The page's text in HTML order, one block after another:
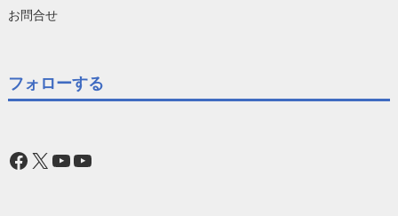
お問合せ
フォローする
Facebook
X YouTube
YouTube